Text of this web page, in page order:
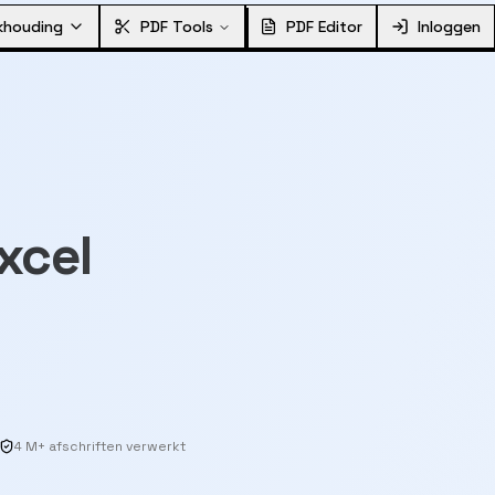
PDF Tools PDF Editor Inloggen
4 M+ afschriften verwerkt